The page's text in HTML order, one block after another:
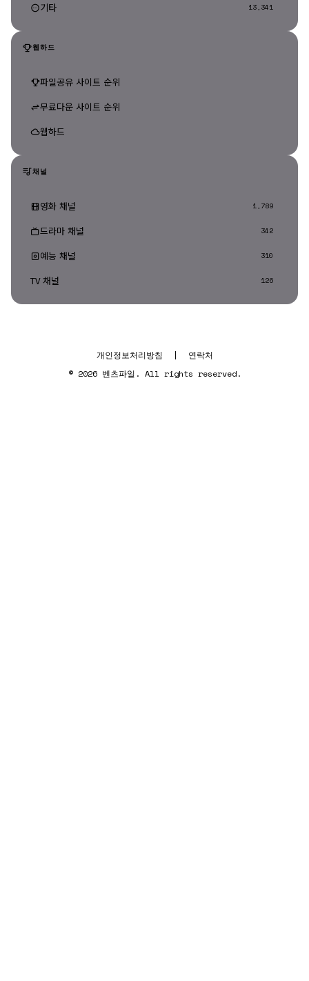
기타 13,341
웹하드
파일공유 사이트 순위
무료다운 사이트 순위
웹하드
채널
영화 채널 1,789
드라마 채널 342
예능 채널 310
TV 채널 126
개인정보처리방침 |
연락처
© 2026 벤츠파일. All rights reserved.